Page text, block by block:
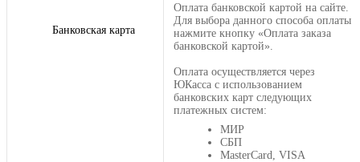
Банковская карта
Оплата банковской картой на сайте.
Для выбора данного способа оплаты
нажмите кнопку «Оплата заказа
банковской картой».
Оплата осуществляется через
ЮКасса с использованием
банковских карт следующих
платежных систем:
МИР
СБП
MasterCard, VISA